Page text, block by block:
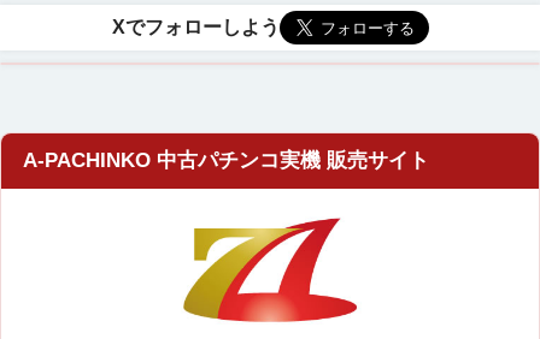
A-PACHINKO 中古パチンコ実機 販売サイト